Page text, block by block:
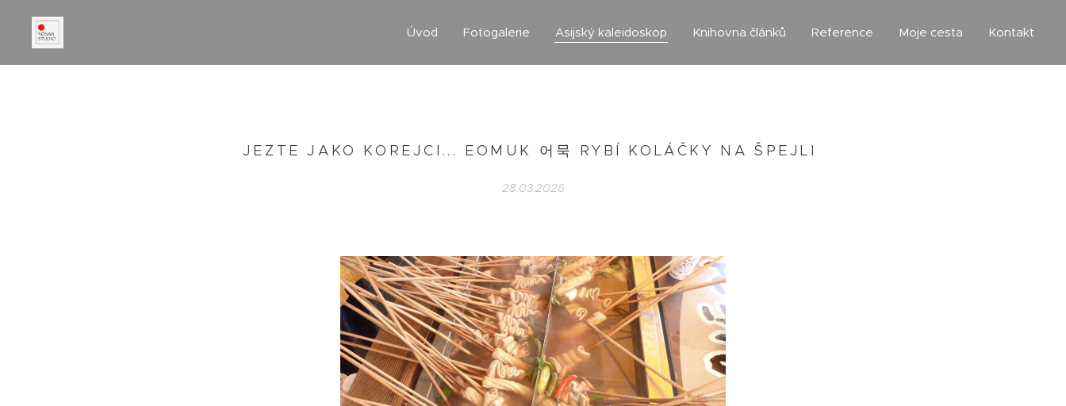
Úvod Fotogalerie Asijský kaleidoskop Knihovna článků Reference Moje cesta Kontakt
JEZTE JAKO KOREJCI... EOMUK 어묵 RYBÍ KOLÁČKY NA ŠPEJLI
28.03.2026